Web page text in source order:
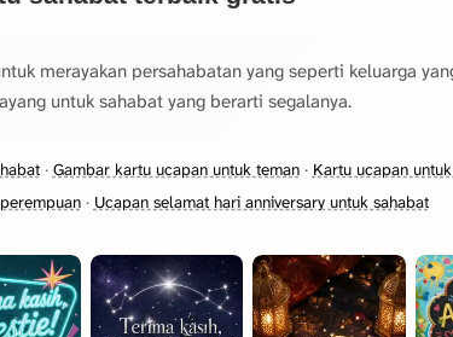
merayakan persahabatan yang seperti keluarga
untuk sahabat yang berarti segalanya.
· Gambar kartu ucapan untuk teman· Kartu ucapan
· Ucapan selamat hari anniversary untuk sahabat